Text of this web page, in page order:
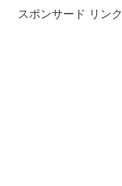
スポンサード リンク